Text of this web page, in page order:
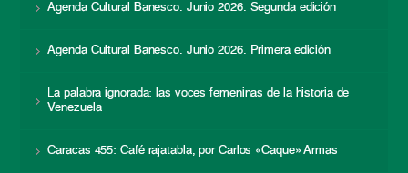
Agenda Cultural Banesco. Junio 2026. Segunda edición
Agenda Cultural Banesco. Junio 2026. Primera edición
La palabra ignorada: las voces femeninas de la historia de
Venezuela
Caracas 455: Café rajatabla, por Carlos «Caque» Armas